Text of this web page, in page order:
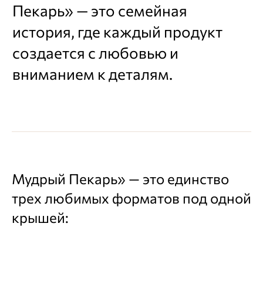
Пекарь» — это семейная
история, где каждый продукт
создается с любовью и
вниманием к деталям.
Мудрый Пекарь» — это единство
трех любимых форматов под одной
крышей: